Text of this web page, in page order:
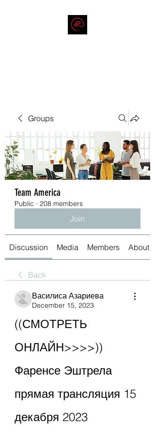
Groups
Team America
Public · 208 members
Join
Discussion Media Members About
Back
Василиса Азариева
December 15, 2023
((СМОТРЕТЬ
ОНЛАЙН>>>>))
Фаренсе Эштрела
прямая трансляция 15
декабря 2023